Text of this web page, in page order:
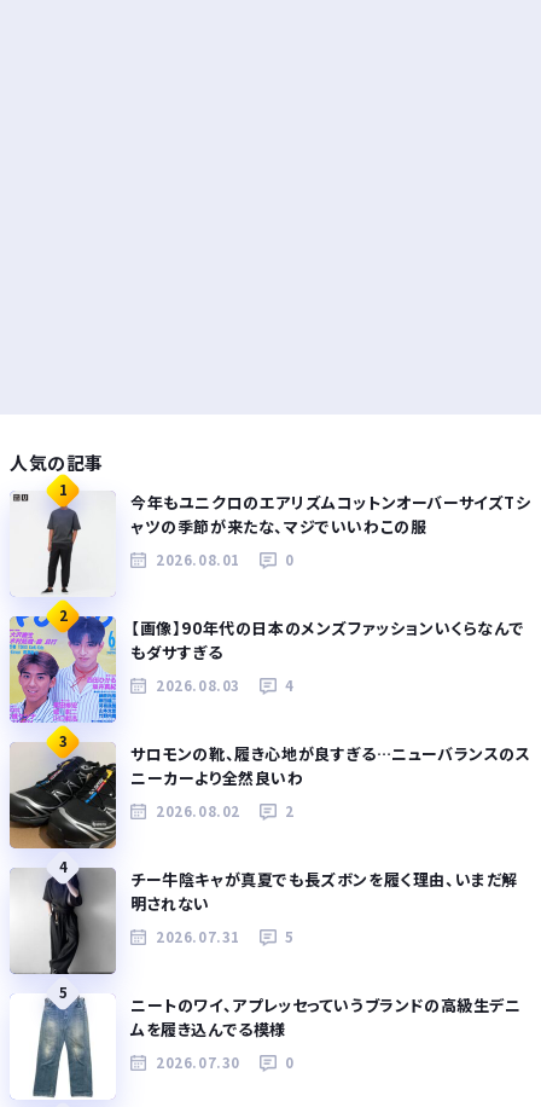
人気の記事
1
今年もユニクロのエアリズムコットンオーバーサイズTシ
ャツの季節が来たな、マジでいいわこの服
2026.08.01 0
2
【画像】90年代の日本のメンズファッションいくらなんで
もダサすぎる
2026.08.03 4
3
サロモンの靴、履き心地が良すぎる…ニューバランスのス
ニーカーより全然良いわ
2026.08.02 2
4
チー牛陰キャが真夏でも長ズボンを履く理由、いまだ解
明されない
2026.07.31 5
5
ニートのワイ、アプレッセっていうブランドの高級生デニ
ムを履き込んでる模様
2026.07.30 0